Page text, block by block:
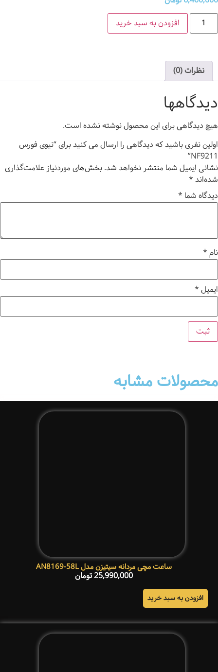
افزودن به سبد خرید
نظرات (0)
دیدگاهها
هیچ دیدگاهی برای این محصول نوشته نشده است.
اولین نفری باشید که دیدگاهی را ارسال می کنید برای “نیوی فورس
NF9211”
نشانی ایمیل شما منتشر نخواهد شد. بخش‌های موردنیاز علامت‌گذاری
شده‌اند *
دیدگاه شما *
نام *
ایمیل *
محصولات مشابه
ساعت مچی مردانه سیتیزن مدل AN8169-58L
25,990,000تومان
افزودن به سبد خرید